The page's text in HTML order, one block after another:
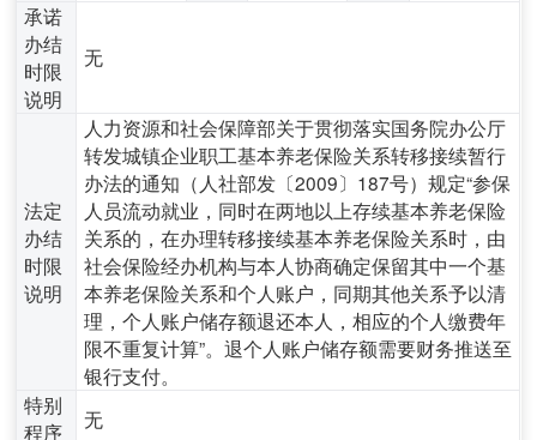
承诺
办结
时限
说明
无
法定
办结
时限
说明
人力资源和社会保障部关于贯彻落实国务院办公厅
转发城镇企业职工基本养老保险关系转移接续暂行
办法的通知（人社部发〔2009〕187号）规定“参保
人员流动就业，同时在两地以上存续基本养老保险
关系的，在办理转移接续基本养老保险关系时，由
社会保险经办机构与本人协商确定保留其中一个基
本养老保险关系和个人账户，同期其他关系予以清
理，个人账户储存额退还本人，相应的个人缴费年
限不重复计算”。退个人账户储存额需要财务推送至
银行支付。
特别
程序
无